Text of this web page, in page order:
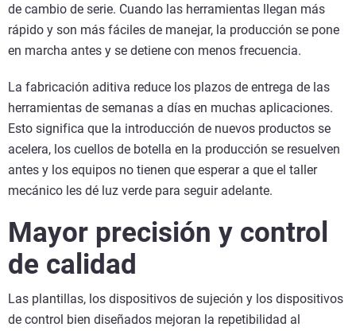
de cambio de serie. Cuando las herramientas llegan más
rápido y son más fáciles de manejar, la producción se pone
en marcha antes y se detiene con menos frecuencia.
La fabricación aditiva reduce los plazos de entrega de las
herramientas de semanas a días en muchas aplicaciones.
Esto significa que la introducción de nuevos productos se
acelera, los cuellos de botella en la producción se resuelven
antes y los equipos no tienen que esperar a que el taller
mecánico les dé luz verde para seguir adelante.
Mayor precisión y control
de calidad
Las plantillas, los dispositivos de sujeción y los dispositivos
de control bien diseñados mejoran la repetibilidad al